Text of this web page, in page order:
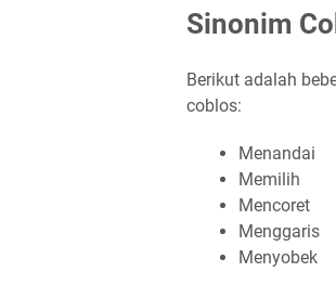
Sinonim
Berikut adalah
coblos:
Menandai
Memilih
Mencoret
Menggaris
Menyobek